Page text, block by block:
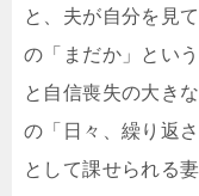
と、夫が自分を見
の「まだか」とい
と自信喪失の大き
の「日々、繰り返
として課せられる